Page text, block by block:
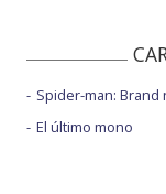
Spider-man: Brand
El último mono